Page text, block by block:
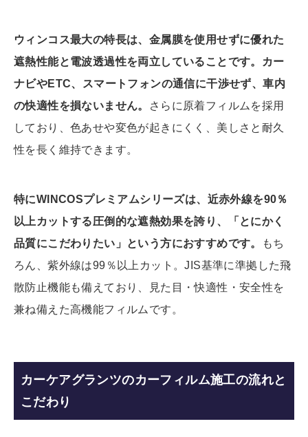
ウィンコス最大の特長は、金属膜を使用せずに優れた
遮熱性能と電波透過性を両立していることです。カー
ナビやETC、スマートフォンの通信に干渉せず、車内
の快適性を損ないません。
さらに原着フィルムを採用
しており、色あせや変色が起きにくく、美しさと耐久
性を長く維持できます。
特にWINCOSプレミアムシリーズは、近赤外線を90％
以上カットする圧倒的な遮熱効果を誇り、「とにかく
品質にこだわりたい」という方におすすめです。
もち
ろん、紫外線は99％以上カット。JIS基準に準拠した飛
散防止機能も備えており、見た目・快適性・安全性を
兼ね備えた高機能フィルムです。
カーケアグランツのカーフィルム施工の流れと
こだわり